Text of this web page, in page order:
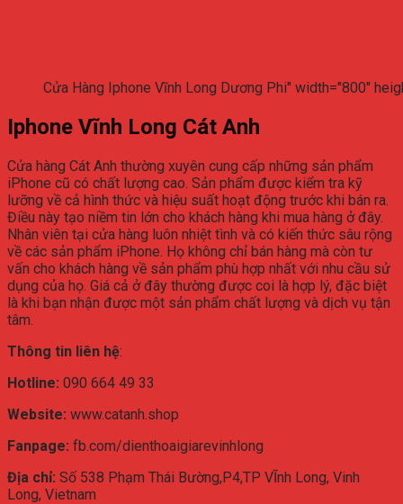
Cửa Hàng Iphone Vĩnh Long Dương Phi" width="800"
Iphone Vĩnh Long Cát Anh
Cửa hàng Cát Anh thường xuyên cung cấp những sản phẩm
iPhone cũ có chất lượng cao. Sản phẩm được kiểm tra kỹ
lưỡng về cả hình thức và hiệu suất hoạt động trước khi bán ra.
Điều này tạo niềm tin lớn cho khách hàng khi mua hàng ở đây.
Nhân viên tại cửa hàng luôn nhiệt tình và có kiến thức sâu rộng
về các sản phẩm iPhone. Họ không chỉ bán hàng mà còn tư
vấn cho khách hàng về sản phẩm phù hợp nhất với nhu cầu sử
dụng của họ. Giá cả ở đây thường được coi là hợp lý, đặc biệt
là khi bạn nhận được một sản phẩm chất lượng và dịch vụ tận
tâm.
Thông tin liên hệ:
Hotline: 090 664 49 33
Website: www.catanh.shop
Fanpage: fb.com/dienthoaigiarevinhlong
Địa chỉ: Số 538 Phạm Thái Bường,P4,TP VĨnh Long, Vinh
Long, Vietnam